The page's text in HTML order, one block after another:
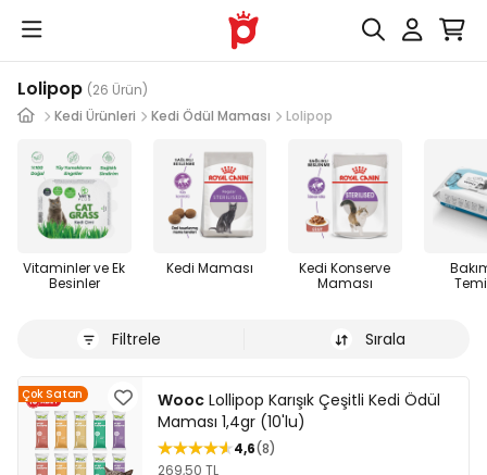
Lolipop (26 Ürün)
Kedi Ürünleri
Kedi Ödül Maması Lolipop
Vitaminler ve Ek
Besinler
Kedi Maması
Kedi Konserve
Maması
Filtrele Sırala
Çok Satan Wooc Lollipop Karışık Çeşitli Kedi Ödül
Maması 1,4gr (10'lu)
4,6 8
269,50 TL